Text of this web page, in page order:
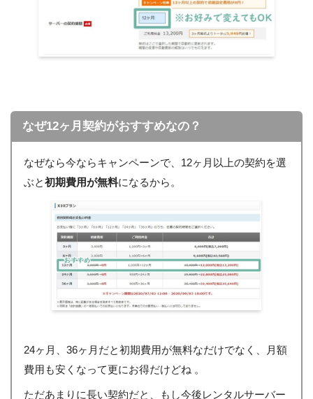
なぜ12ヶ月契約がおすすめなの？
なぜなら今ならキャンペーンで、12ヶ月以上の契約を選
ぶと初期費用が無料になるから。
24ヶ月、36ヶ月だと初期費用が無料なだけでなく、月額
費用も安くなって更にお得だけどね 。
ただあまりに長い契約だと、もし今後レンタルサーバー